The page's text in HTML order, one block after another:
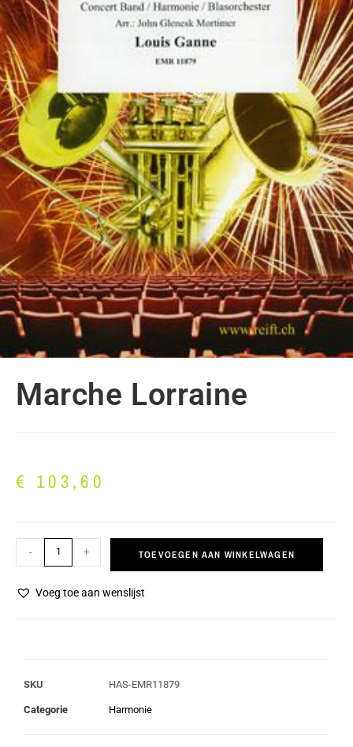
Marche Lorraine
€ 103,60
- + TOEVOEGEN AAN WINKELWAGEN
Voeg toe aan wenslijst
SKU HAS-EMR11879
Categorie Harmonie